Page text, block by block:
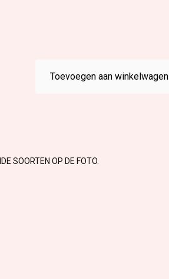
Toevoegen aan winkelwagen
SOORTEN OP DE FOTO.